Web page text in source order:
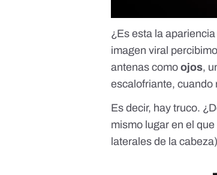
¿Es esta la
imagen viral
antenas comoojos,
escalofriante, cuando
Es decir, hay truco.
mismo lugar en el
laterales de la